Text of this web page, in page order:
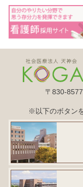
〒830-
※以下のボタン